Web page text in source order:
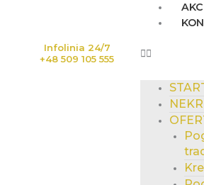
Infolinia 24/7
+48 509 105 555